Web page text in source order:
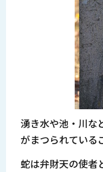
湧き水や池・川な
がまつられている
蛇は弁財天の使者